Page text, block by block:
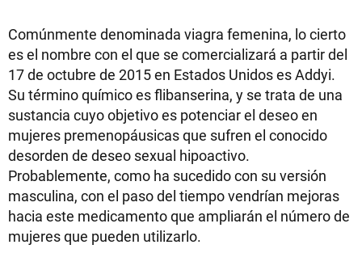
Comúnmente denominada viagra femenina, lo cierto
es el nombre con el que se comercializará a partir del
17 de octubre de 2015 en Estados Unidos es Addyi.
Su término químico es flibanserina, y se trata de una
sustancia cuyo objetivo es potenciar el deseo en
mujeres premenopáusicas que sufren el conocido
desorden de deseo sexual hipoactivo.
Probablemente, como ha sucedido con su versión
masculina, con el paso del tiempo vendrían mejoras
hacia este medicamento que ampliarán el número de
mujeres que pueden utilizarlo.